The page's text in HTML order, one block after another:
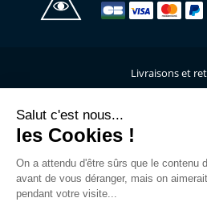
Livraisons et
Qui sommes-
C.G.V
Salut c'est nous...
les Cookies !
On a attendu d'être sûrs que le contenu
avant de vous déranger, mais on
pendant votre visite...